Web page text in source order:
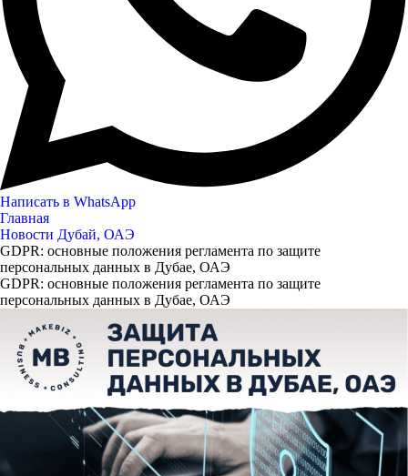
Написать в WhatsApp
Главная
Новости Дубай, ОАЭ
GDPR: основные положения регламента по защите
персональных данных в Дубае, ОАЭ
GDPR: основные положения регламента по защите
персональных данных в Дубае, ОАЭ